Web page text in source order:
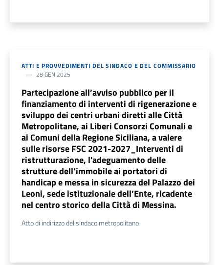
ATTI E PROVVEDIMENTI DEL SINDACO E DEL COMMISSARIO
28 GEN 2025
Partecipazione all’avviso pubblico per il
finanziamento di interventi di rigenerazione e
sviluppo dei centri urbani diretti alle Città
Metropolitane, ai Liberi Consorzi Comunali e
ai Comuni della Regione Siciliana, a valere
sulle risorse FSC 2021-2027_Interventi di
ristrutturazione, l'adeguamento delle
strutture dell’immobile ai portatori di
handicap e messa in sicurezza del Palazzo dei
Leoni, sede istituzionale dell’Ente, ricadente
nel centro storico della Città di Messina.
Atto di indirizzo del sindaco metropolitano